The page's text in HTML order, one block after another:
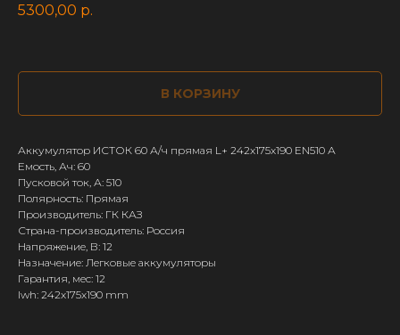
5300,00 р.
В КОРЗИНУ
Аккумулятор ИСТОК 60 А/ч прямая L+ 242x175x190 EN510 А
Емость, Ач: 60
Пусковой ток, А: 510
Полярность: Прямая
Производитель: ГК КАЗ
Страна-производитель: Россия
Напряжение, В: 12
Назначение: Легковые аккумуляторы
Гарантия, мес: 12
lwh: 242x175x190 mm